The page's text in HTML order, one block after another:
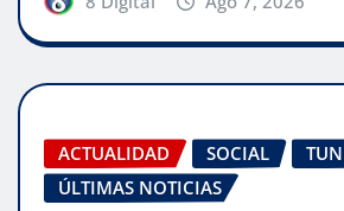
ACTUALIDAD SOCIAL
ÚLTIMAS NOTICIAS